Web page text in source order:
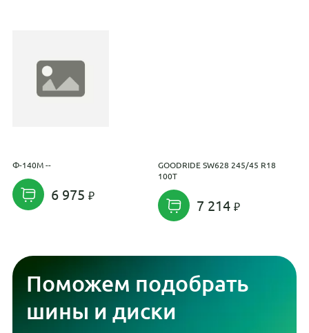
Ф-140М --
6 975
GOODRIDE SW628 245/45 R18
100T
7 214
Поможем подобрать
шины и диски